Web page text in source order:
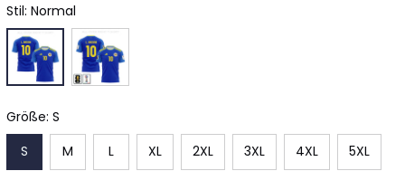
Stil: Normal
Größe: S
S
M L XL 2XL 3XL 4XL 5XL